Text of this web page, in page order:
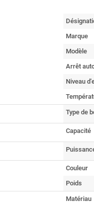
Marque
Modèle
Arrêt
Niveau
Type de
Capacité
Couleur
Poids
Matériau